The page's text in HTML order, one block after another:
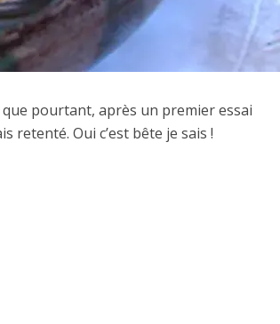
que pourtant, après un premier essai
retenté. Oui c’est bête je sais !